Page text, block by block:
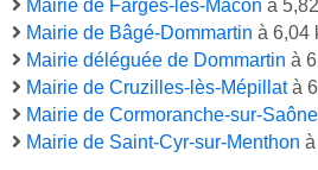
Mairie de Farges-lès-Mâcon à
Mairie de Bâgé-Dommartin à 6,04
Mairie déléguée de Dommartin à
Mairie de Cruzilles-lès-Mépillatà
Mairie de Cormoranche-sur-Saône
Mairie de Saint-Cyr-sur-Menthon